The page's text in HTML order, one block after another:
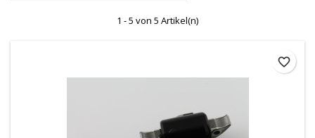
1 - 5 von 5 Artikel(n)
favorite_border